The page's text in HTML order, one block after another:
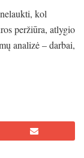
kol
peržiūra, atlygio
analizė – darbai,